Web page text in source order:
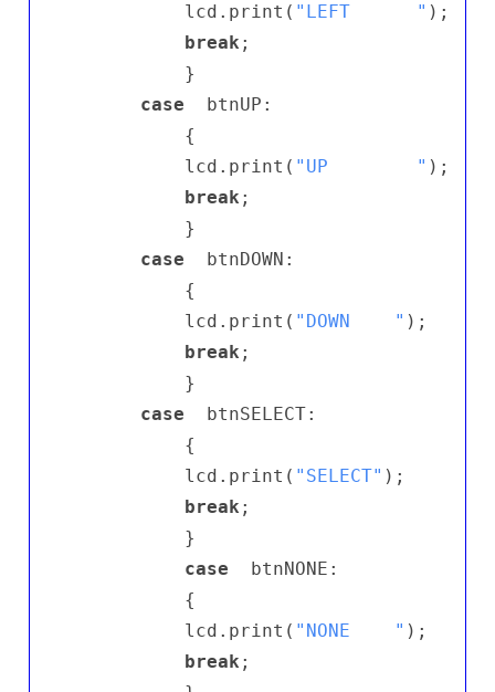
          lcd.print(
"LEFT      " );
break ;
          }
case
  btnUP:
          {
          lcd.print(
"UP        " );
break ;
          }
case
  btnDOWN:
          {
          lcd.print(
"DOWN    " );
break ;
          }
case
  btnSELECT:
          {
          lcd.print(
"SELECT" );
break ;
          }
case
  btnNONE:
          {
          lcd.print(
"NONE    " );
break ;